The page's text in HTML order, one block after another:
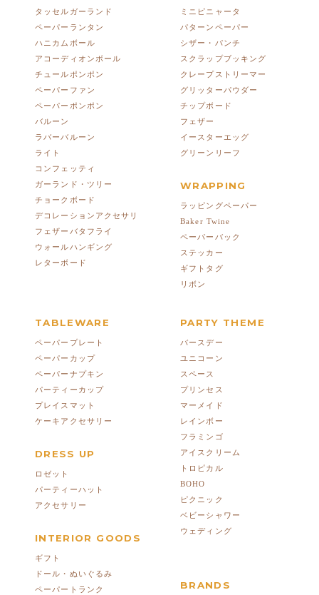
タッセルガーランド
ペーパーランタン
ハニカムボール
アコーディオンボール
チュールポンポン
ペーパーファン
ペーパーポンポン
バルーン
ラバーバルーン
ライト
コンフェッティ
ガーランド・ツリー
チョークボード
デコレーションアクセサリ
フェザーバタフライ
ウォールハンギング
レターボード
ミニピニャータ
パターンペーパー
シザー・パンチ
スクラップブッキング
クレープストリーマー
グリッターパウダー
チップボード
フェザー
イースターエッグ
グリーンリーフ
WRAPPING
ラッピングペーパー
Baker Twine
ペーパーバック
ステッカー
ギフトタグ
リボン
TABLEWARE
ペーパープレート
ペーパーカップ
ペーパーナプキン
パーティーカップ
プレイスマット
ケーキアクセサリー
DRESS UP
ロゼット
パーティーハット
アクセサリー
INTERIOR GOODS
ギフト
ドール・ぬいぐるみ
ペーパートランク
PARTY THEME
バースデー
ユニコーン
スペース
プリンセス
マーメイド
レインボー
フラミンゴ
アイスクリーム
トロピカル
BOHO
ピクニック
ベビーシャワー
ウェディング
BRANDS